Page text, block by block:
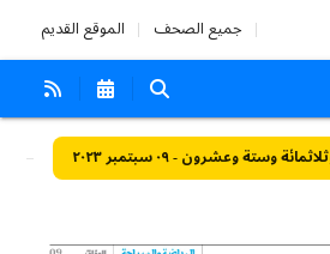
جميع الصحف الموقع القديم
وستة وعشرون - ٠٩ سبتمبر ٢٠٢٣